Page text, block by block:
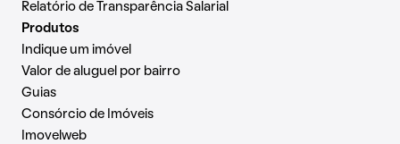
Relatório de Transparência Salarial
Produtos
Indique um imóvel
Valor de aluguel por bairro
Guias
Consórcio de Imóveis
Imovelweb